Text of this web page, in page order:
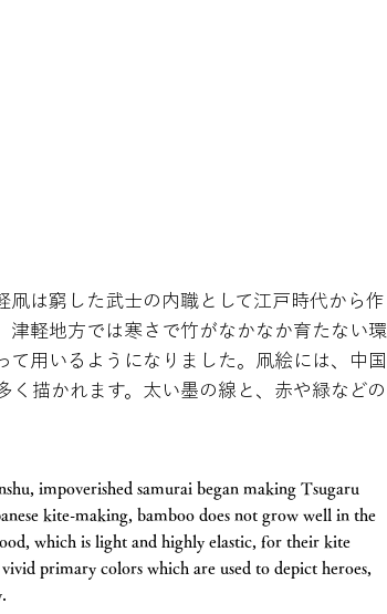
は窮した武士の内職として江戸時代から作
津軽地方では寒さで竹がなかなか育たない環
用いるようになりました。凧絵には、中国
描かれます。太い墨の線と、赤や緑などの
impoverished samurai began making Tsugaru
kite-making, bamboo does not grow well in the
which is light and highly elastic, for their kite
primary colors which are used to depict heroes,